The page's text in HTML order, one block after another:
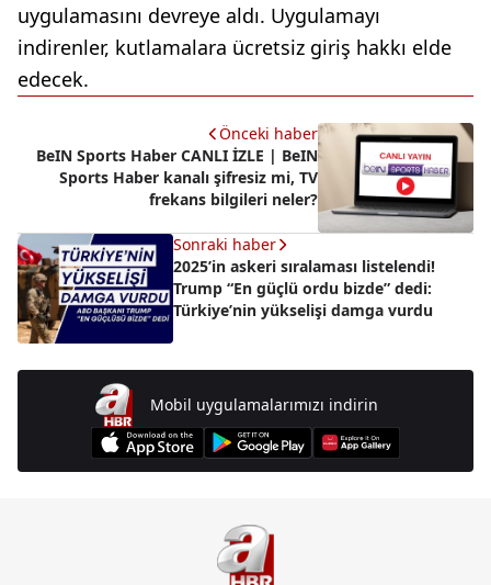
uygulamasını devreye aldı. Uygulamayı
indirenler, kutlamalara ücretsiz giriş hakkı elde
edecek.
Önceki haber
BeIN Sports Haber CANLI İZLE | BeIN
Sports Haber kanalı şifresiz mi, TV
frekans bilgileri neler?
Sonraki haber
2025’in askeri sıralaması listelendi!
Trump “En güçlü ordu bizde” dedi:
Türkiye’nin yükselişi damga vurdu
Mobil uygulamalarımızı indirin